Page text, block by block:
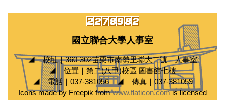
國立聯合大學人事室
◢ 校址｜360-302苗栗市南勢里聯大二號 人事室
◢ 位置｜第二(八甲)校區 圖書館七樓
◢ 電話｜037-381056 ◢ 傳真｜037-381059
Icons made by Freepik fromwww.flaticon.comis licensed